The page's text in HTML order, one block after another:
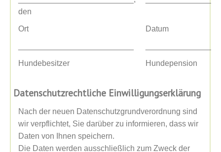
den
Ort Datum
Hundebesitzer Hundepension
Datenschutzrechtliche Einwilligungserklärung
Nach der neuen Datenschutzgrundverordnung sind
wir verpflichtet, Sie darüber zu informieren, dass wir
Daten von Ihnen speichern.
Die Daten werden ausschließlich zum Zweck der